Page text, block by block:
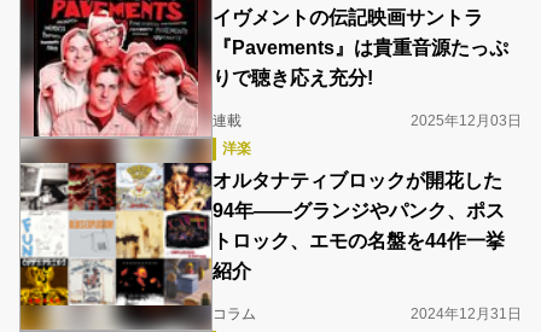
イヴメントの伝記映画サントラ
『Pavements』は貴重音源たっぷ
りで聴き応え充分!
連載
2025年12月03日
洋楽
オルタナティブロックが開花した
94年――グランジやパンク、ポス
トロック、エモの名盤を44作一挙
紹介
コラム
2024年12月31日